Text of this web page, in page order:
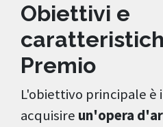
Obiettivi e
Premio
L'obiettivo principale è
acquisire un'opera